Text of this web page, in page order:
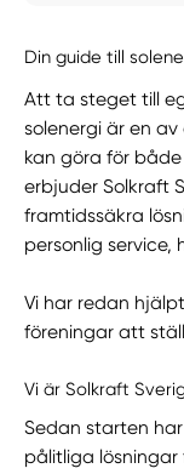
Din guide till
Att ta steget till
solenergi är en
kan göra för
erbjuder Solkraft
framtidssäkra
personlig service,
Vi har redan
föreningar att
Vi är Solkraft
Sedan starten
pålitliga lösningar